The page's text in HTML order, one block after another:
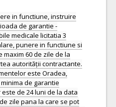
in functiune, instruire
de garantie -
medicale licitatia 3
punere in functiune si
60 de zile de la
autorității contractante.
este Oradea,
de garantie
de 24 luni de la data
zile pana la care se pot